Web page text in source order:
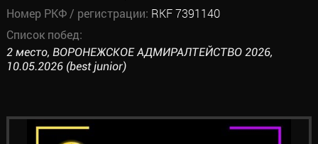
Номер РКФ / регистрации: RKF 7391140
Список побед:
2 место, ВОРОНЕЖСКОЕ АДМИРАЛТЕЙСТВО 2026,
10.05.2026 (best junior)